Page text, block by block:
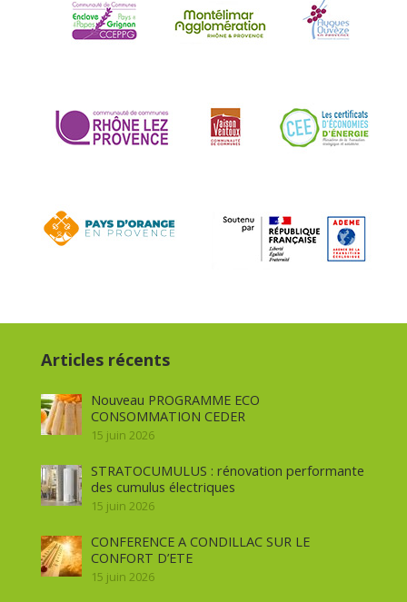
Articles récents
Nouveau PROGRAMME ECO
CONSOMMATION CEDER
15 juin 2026
STRATOCUMULUS : rénovation performante
des cumulus électriques
15 juin 2026
CONFERENCE A CONDILLAC SUR LE
CONFORT D’ETE
15 juin 2026